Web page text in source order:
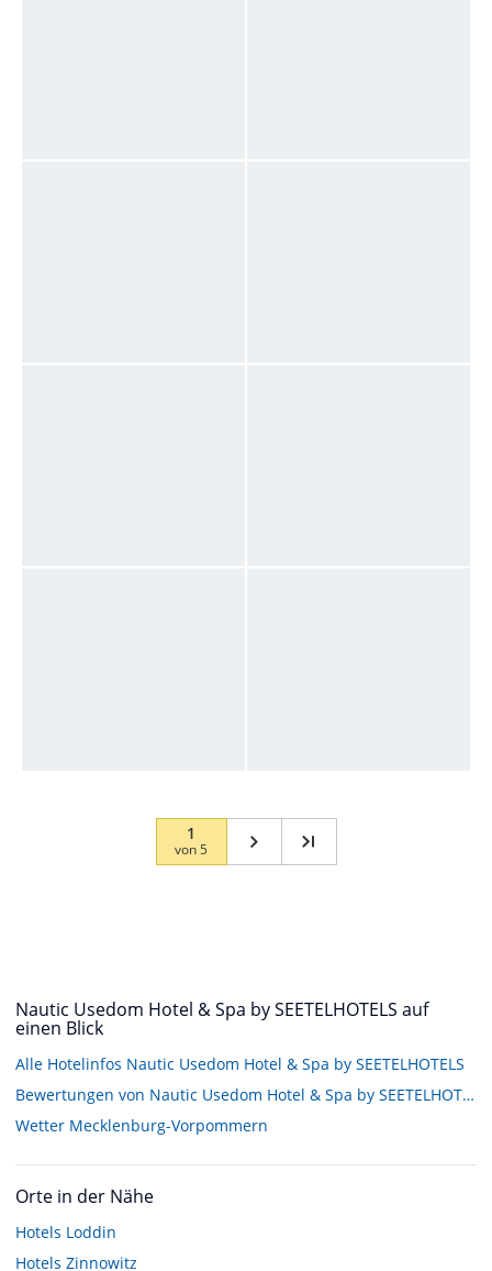
1
von5
Nautic Usedom Hotel & Spa by SEETELHOTELS auf
einen Blick
Alle Hotelinfos Nautic Usedom Hotel & Spa by SEETELHOTELS
Bewertungen von Nautic Usedom Hotel & Spa by SEETELHOTELS
Wetter Mecklenburg-Vorpommern
Orte in der Nähe
Hotels Loddin
Hotels Zinnowitz